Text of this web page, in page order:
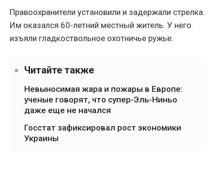
Правоохранители установили и задержали стрелка.
Им оказался 60-летний местный житель. У него
изъяли гладкоствольное охотничье ружье.
Читайте также
Невыносимая жара и пожары в Европе:
ученые говорят, что супер-Эль-Ниньо
даже еще не начался
Госстат зафиксировал рост экономики
Украины